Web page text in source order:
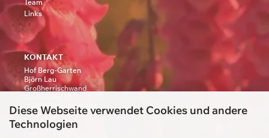
Diese Webseite verwendet Cookies und andere
Technologien
Team
Links
KONTAKT
Hof Berg-Garten
Björn Lau
Großherrischwand
D 79737 Herrischried -
Tel.: 07764/239
Fax: 07764/215